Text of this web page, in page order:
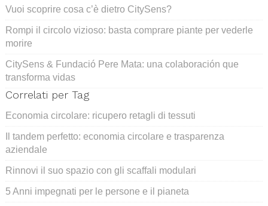
Vuoi scoprire cosa c’è dietro CitySens?
Rompi il circolo vizioso: basta comprare piante per vederle
morire
CitySens & Fundació Pere Mata: una colaboración que
transforma vidas
Correlati per Tag
Economia circolare: ricupero retagli di tessuti
Il tandem perfetto: economia circolare e trasparenza
aziendale
Rinnovi il suo spazio con gli scaffali modulari
5 Anni impegnati per le persone e il pianeta